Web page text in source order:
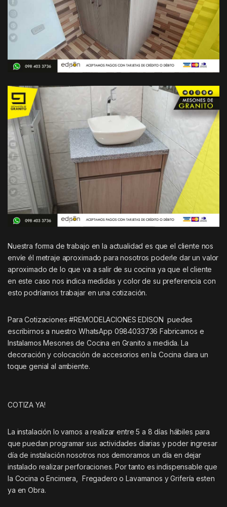
Nuestra forma de trabajo en la actualidad es que el cliente nos
envíe él metraje aproximado para nosotros poderle dar un valor
aproximado de lo que va a salir de su cocina ya que el cliente
en este caso nos indica medidas y color de su preferencia con
esto podríamos trabajar en una cotización.
Para Cotizaciones #REMODELACIONES EDISON puedes
escribirnos a nuestro WhatsApp 0984033736 Fabricamos e
Instalamos Mesones de Cocina en Granito a medida. La
decoración y colocación de accesorios en la Cocina dara un
toque genial al ambiente.
COTIZA YA!
La instalación lo vamos a realizar entre 5 a 8 días hábiles para
que puedan programar sus actividades diarias y poder ingresar
día de instalación nosotros nos demoramos un día en dejar
instalado realizar perforaciones. Por tanto es indispensable que
la Cocina o Encimera, Fregadero o Lavamanos y Grifería esten
ya en Obra.